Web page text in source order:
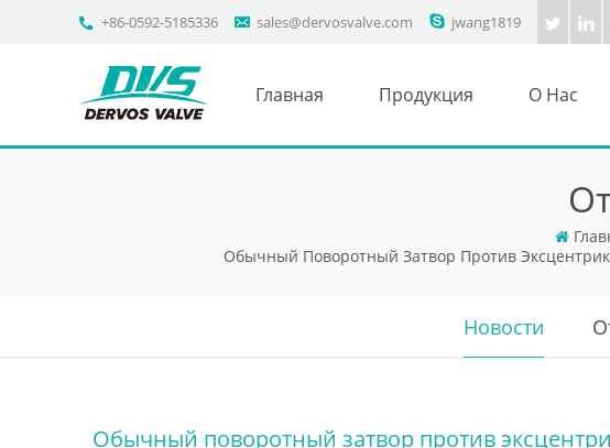
+86-0592-5185336 sales@dervosvalve.com jwang1819
Главная Продукция О Нас
Обычный Поворотный Затвор Против
Новости
Обычный поворотный затвор против